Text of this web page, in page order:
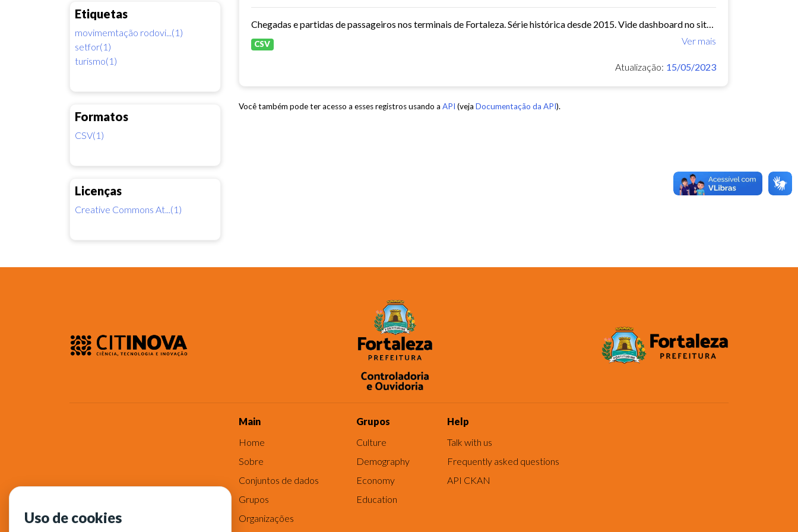
Etiquetas
movimemtação rodovi...(1)
setfor(1)
turismo(1)
Formatos
CSV(1)
Licenças
Creative Commons At...(1)
Chegadas e partidas de passageiros nos terminais de Fortaleza. Série histórica desde 2015. Vide dashboard no site do Observatório do Turismo ==>...
Ver mais
CSV
Atualização: 15/05/2023
Você também pode ter acesso a esses registros usando a API (veja Documentação da API).
Main
Home
Sobre
Conjuntos de dados
Grupos
Organizações
Grupos
Culture
Demography
Economy
Education
Help
Talk with us
Frequently asked questions
API CKAN
Uso de cookies